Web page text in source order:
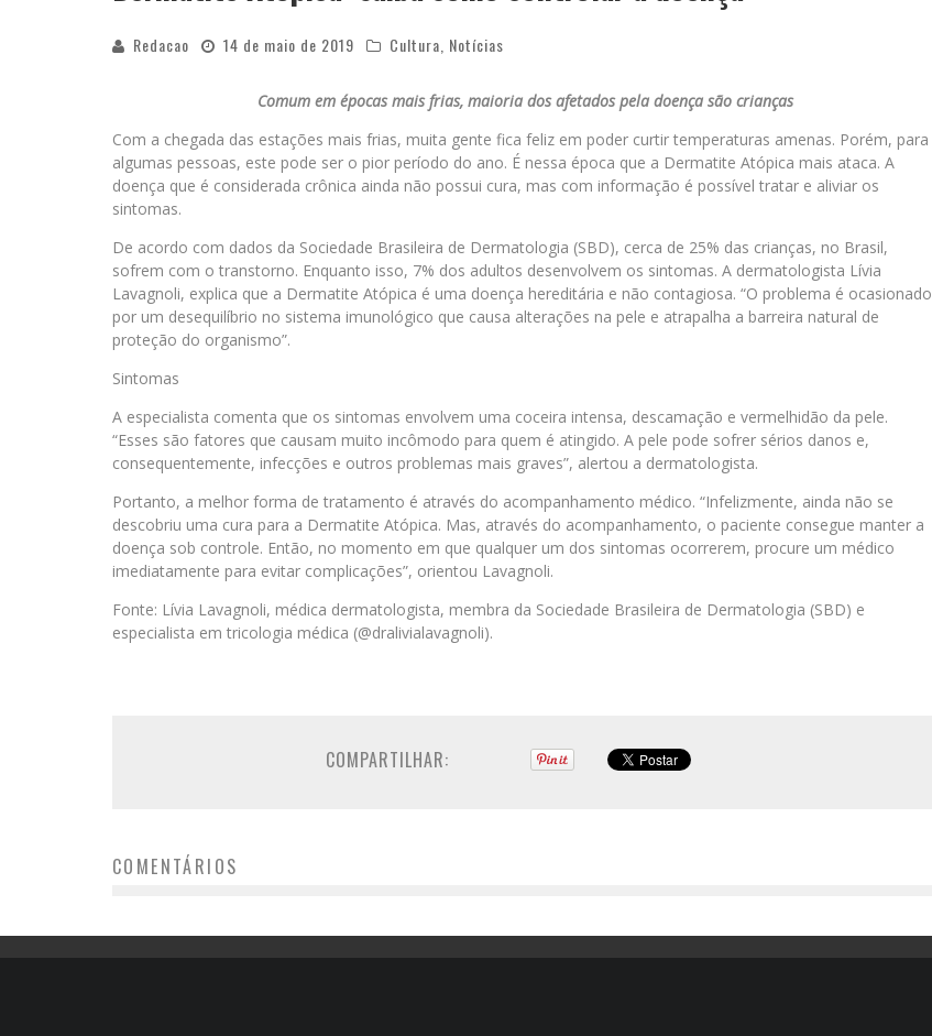
Redacao 14 de maio de 2019 Cultura Notícias
Comum em épocas mais frias, maioria dos afetados pela doença são crianças
Com a chegada das estações mais frias, muita gente fica feliz em poder curtir temperaturas amenas. Porém, para
algumas pessoas, este pode ser o pior período do ano. É nessa época que a Dermatite Atópica mais ataca. A
doença que é considerada crônica ainda não possui cura, mas com informação é possível tratar e aliviar os
sintomas.
De acordo com dados da Sociedade Brasileira de Dermatologia (SBD), cerca de 25% das crianças, no Brasil,
sofrem com o transtorno. Enquanto isso, 7% dos adultos desenvolvem os sintomas. A dermatologista Lívia
Lavagnoli, explica que a Dermatite Atópica é uma doença hereditária e não contagiosa. “O problema é ocasionado
por um desequilíbrio no sistema imunológico que causa alterações na pele e atrapalha a barreira natural de
proteção do organismo”.
Sintomas
A especialista comenta que os sintomas envolvem uma coceira intensa, descamação e vermelhidão da pele.
“Esses são fatores que causam muito incômodo para quem é atingido. A pele pode sofrer sérios danos e,
consequentemente, infecções e outros problemas mais graves”, alertou a dermatologista.
Portanto, a melhor forma de tratamento é através do acompanhamento médico. “Infelizmente, ainda não se
descobriu uma cura para a Dermatite Atópica. Mas, através do acompanhamento, o paciente consegue manter a
doença sob controle. Então, no momento em que qualquer um dos sintomas ocorrerem, procure um médico
imediatamente para evitar complicações”, orientou Lavagnoli.
Fonte: Lívia Lavagnoli, médica dermatologista, membra da Sociedade Brasileira de Dermatologia (SBD) e
especialista em tricologia médica (@dralivialavagnoli).
COMPARTILHAR:
COMENTÁRIOS